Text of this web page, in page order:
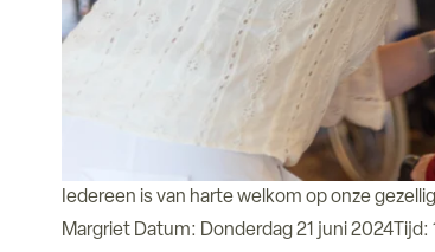
Iedereen is van harte welkom op onze
Margriet Datum: Donderdag 21 juni